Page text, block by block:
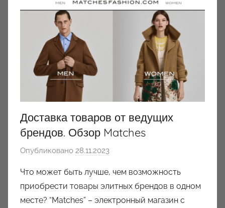
Доставка товаров от ведущих
брендов. Обзор Matches
Опубликовано 28.11.2023
т
о
р
Что может быть лучше, чем возможность
приобрести товары элитных брендов в одном
месте? “Matches” – электронный магазин с